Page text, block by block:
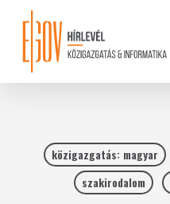
content
közigazgatás: magyar
szakirodalom